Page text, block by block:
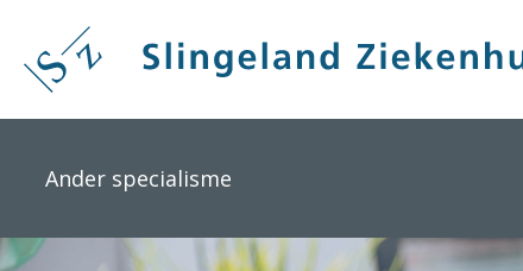
naar
Ander specialisme